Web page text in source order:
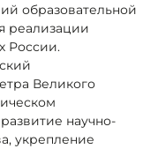
образовательной
реализации
России.
Великого
научно-
укрепление